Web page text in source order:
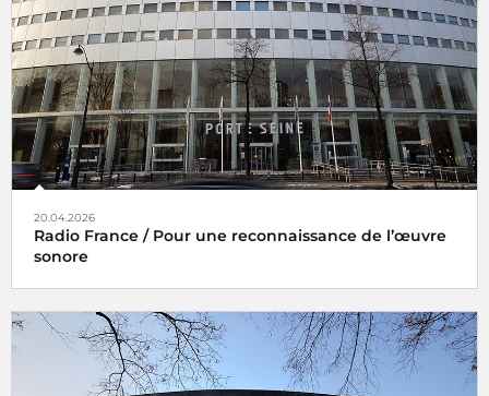
20.04.2026
Radio France / Pour une reconnaissance de l’œuvre
sonore